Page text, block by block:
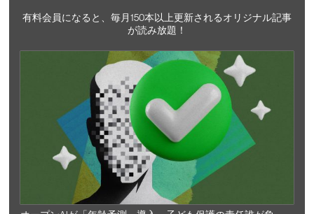
有料会員になると、毎月150本以上更新されるオリジナル記事
が読み放題！